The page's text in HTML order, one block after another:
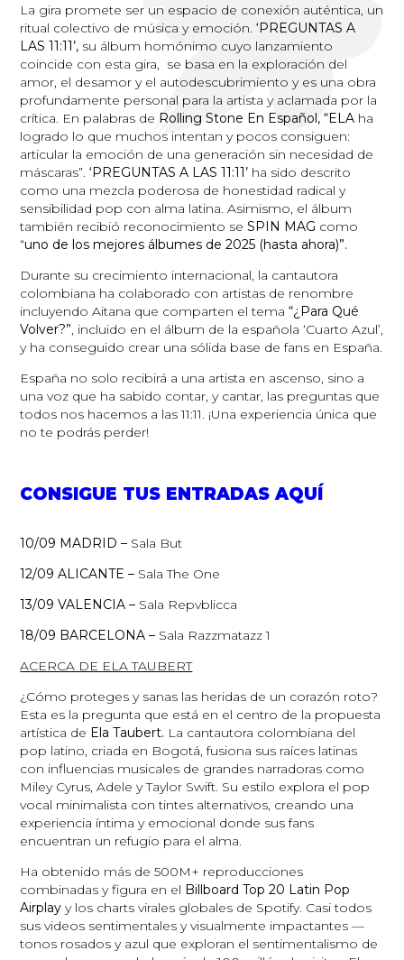
La gira promete ser un espacio de conexión auténtica, un
ritual colectivo de música y emoción.‘PREGUNTAS A
LAS 11:11’, su álbum homónimo cuyo lanzamiento
coincide con esta gira,
se basa en la exploración del
amor, el desamor y el autodescubrimiento y es una obra
profundamente personal para la artista y aclamada por la
crítica. En palabras de Rolling Stone En Español, “ELA ha
logrado lo que muchos intentan y pocos consiguen:
articular la emoción de una generación sin necesidad de
máscaras”.‘PREGUNTAS A LAS 11:11’ ha sido descrito
como una mezcla poderosa de honestidad radical y
sensibilidad pop con alma latina. Asimismo, el álbum
también recibió reconocimiento seSPIN MAG como
“uno de los mejores álbumes de 2025 (hasta ahora)”.
Durante su crecimiento internacional, la cantautora
colombiana ha colaborado con artistas de renombre
incluyendo Aitana que comparten el tema“¿Para Qué
Volver?” , incluido en el álbum de la española ‘Cuarto Azul’,
y ha conseguido crear una sólida base de fans en España.
España no solo recibirá a una artista en ascenso, sino a
una voz que ha sabido contar, y cantar, las preguntas que
todos nos hacemos a las 11:11. ¡Una experiencia única que
no te podrás perder!
CONSIGUE TUS ENTRADAS AQUÍ
10/09 MADRID – Sala But
12/09 ALICANTE – Sala The One
13/09 VALENCIA – Sala Repvblicca
18/09 BARCELONA – Sala Razzmatazz 1
ACERCA DE ELA TAUBERT
¿Cómo proteges y sanas las heridas de un corazón roto?
Esta es la pregunta que está en el centro de la propuesta
artística de Ela Taubert. La cantautora colombiana del
pop latino, criada en Bogotá, fusiona sus raíces latinas
con influencias musicales de grandes narradoras como
Miley Cyrus, Adele y Taylor Swift. Su estilo explora el pop
vocal minimalista con tintes alternativos, creando una
experiencia íntima y emocional donde sus fans
encuentran un refugio para el alma.
Ha obtenido más de 500M+ reproducciones
combinadas y figura en el Billboard Top 20 Latin Pop
Airplay y los charts virales globales de Spotify. Casi todos
sus videos sentimentales y visualmente impactantes —
tonos rosados y azul que exploran el sentimentalismo de